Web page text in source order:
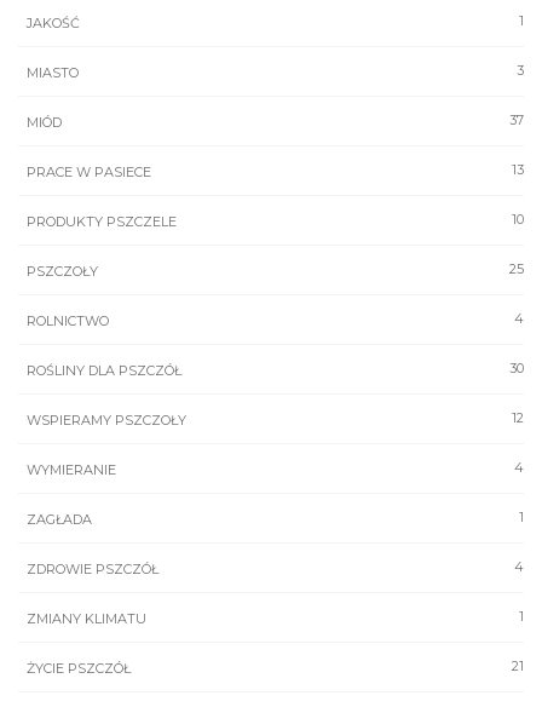
1
JAKOŚĆ
3
MIASTO
37
MIÓD
13
PRACE W PASIECE
10
PRODUKTY PSZCZELE
25
PSZCZOŁY
4
ROLNICTWO
30
ROŚLINY DLA PSZCZÓŁ
12
WSPIERAMY PSZCZOŁY
4
WYMIERANIE
1
ZAGŁADA
4
ZDROWIE PSZCZÓŁ
1
ZMIANY KLIMATU
21
ŻYCIE PSZCZÓŁ